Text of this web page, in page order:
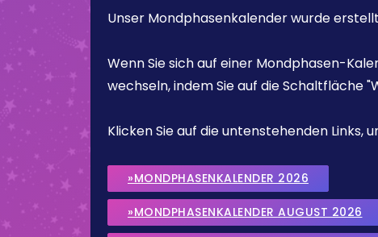
Unser Mondphasenkalender wurde
Wenn Sie sich auf einer Mondphasen-
wechseln, indem Sie auf die Schaltfläche
Klicken Sie auf die untenstehenden
»MONDPHASENKALENDER 2026
»MONDPHASENKALENDER AUGUST 2026